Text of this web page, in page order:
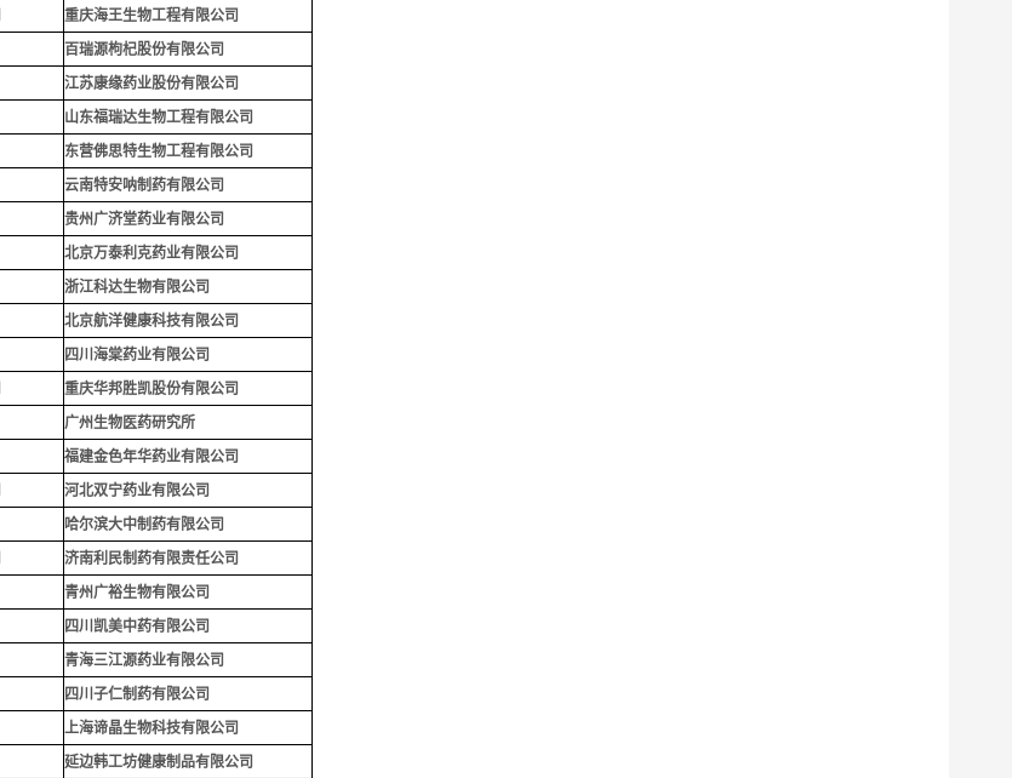
重庆海王生物工程有限公司
百瑞源枸杞股份有限公司
江苏康缘药业股份有限公司
山东福瑞达生物工程有限公司
东营佛思特生物工程有限公司
云南特安呐制药有限公司
贵州广济堂药业有限公司
北京万泰利克药业有限公司
浙江科达生物有限公司
北京航洋健康科技有限公司
四川海棠药业有限公司
重庆华邦胜凯股份有限公司
广州生物医药研究所
福建金色年华药业有限公司
河北双宁药业有限公司
哈尔滨大中制药有限公司
济南利民制药有限责任公司
青州广裕生物有限公司
四川凯美中药有限公司
青海三江源药业有限公司
四川子仁制药有限公司
上海谛晶生物科技有限公司
延边韩工坊健康制品有限公司